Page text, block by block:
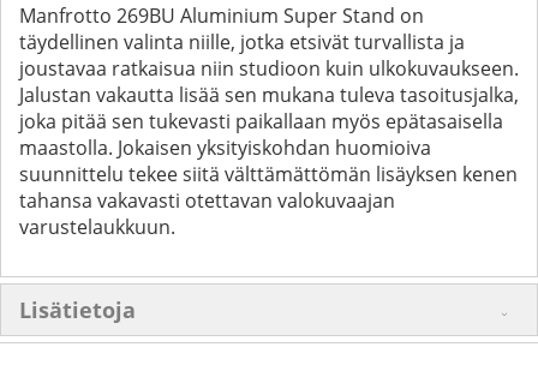
Manfrotto 269BU Aluminium Super Stand on
täydellinen valinta niille, jotka etsivät turvallista ja
joustavaa ratkaisua niin studioon kuin ulkokuvaukseen.
Jalustan vakautta lisää sen mukana tuleva tasoitusjalka,
joka pitää sen tukevasti paikallaan myös epätasaisella
maastolla. Jokaisen yksityiskohdan huomioiva
suunnittelu tekee siitä välttämättömän lisäyksen kenen
tahansa vakavasti otettavan valokuvaajan
varustelaukkuun.
Lisätietoja